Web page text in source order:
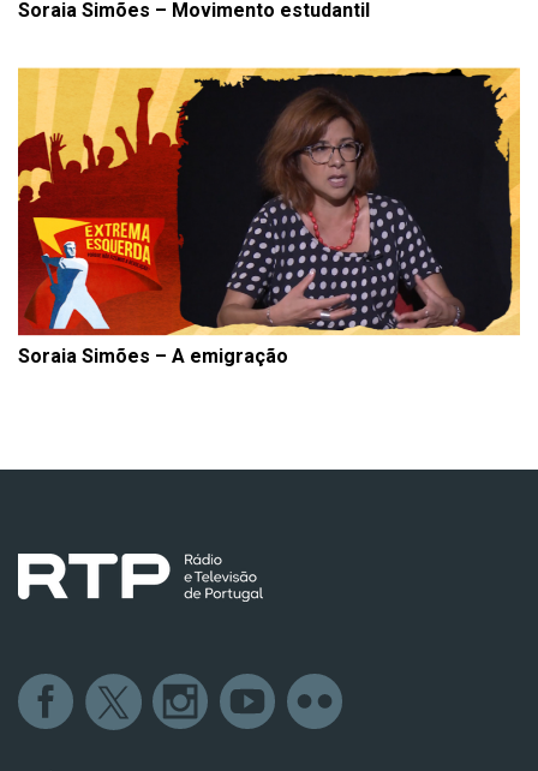
Soraia Simões – Movimento estudantil
Soraia Simões – A emigração